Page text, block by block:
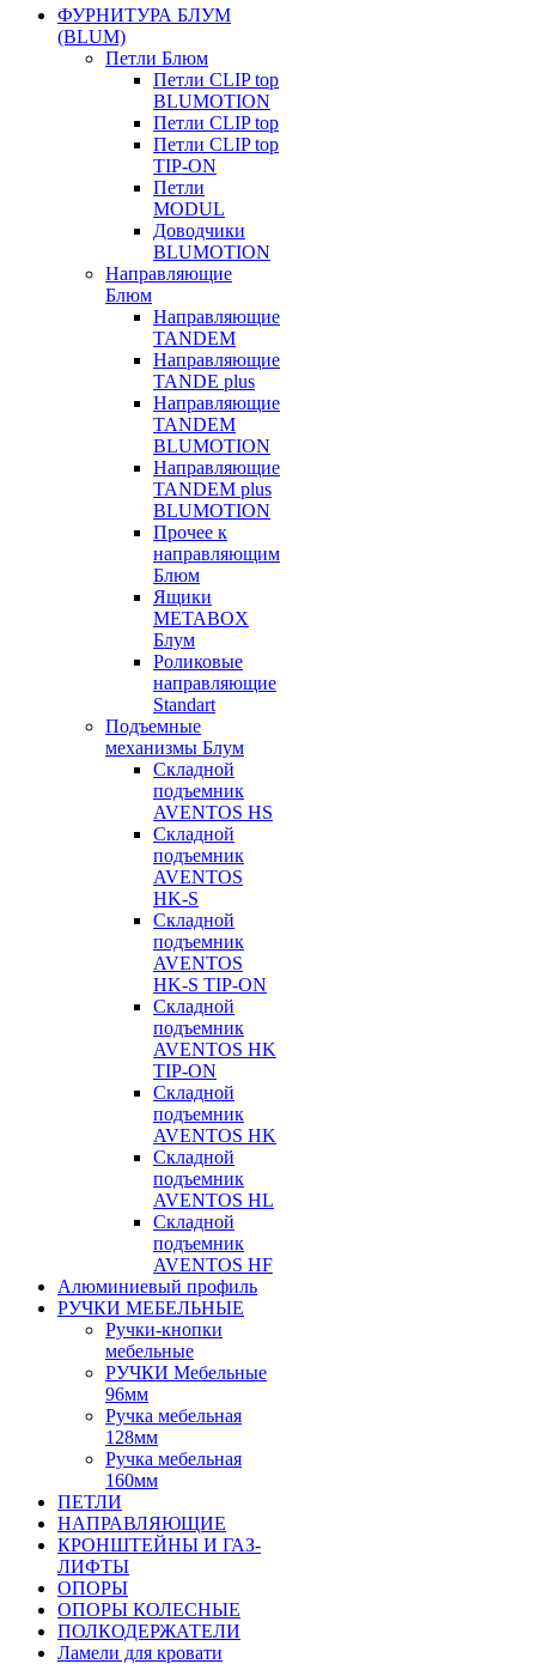
ФУРНИТУРА БЛУМ
(BLUM)
Петли Блюм
Петли CLIP top
BLUMOTION
Петли CLIP top
Петли CLIP top
TIP-ON
Петли
MODUL
Доводчики
BLUMOTION
Направляющие
Блюм
Направляющие
TANDEM
Направляющие
TANDE plus
Направляющие
TANDEM
BLUMOTION
Направляющие
TANDEM plus
BLUMOTION
Прочее к
направляющим
Блюм
Ящики
METABOX
Блум
Роликовые
направляющие
Standart
Подъемные
механизмы Блум
Складной
подъемник
AVENTOS HS
Складной
подъемник
AVENTOS
HK-S
Складной
подъемник
AVENTOS
HK-S TIP-ON
Складной
подъемник
AVENTOS HK
TIP-ON
Складной
подъемник
AVENTOS HK
Складной
подъемник
AVENTOS HL
Складной
подъемник
AVENTOS HF
Алюминиевый профиль
РУЧКИ МЕБЕЛЬНЫЕ
Ручки-кнопки
мебельные
РУЧКИ Мебельные
96мм
Ручка мебельная
128мм
Ручка мебельная
160мм
ПЕТЛИ
НАПРАВЛЯЮЩИЕ
КРОНШТЕЙНЫ И ГАЗ-
ЛИФТЫ
ОПОРЫ
ОПОРЫ КОЛЕСНЫЕ
ПОЛКОДЕРЖАТЕЛИ
Ламели для кровати